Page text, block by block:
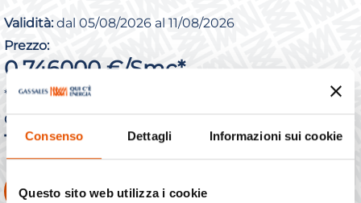
Consenso Dettagli Informazioni sui cookie
Questo sito web utilizza i cookie
Validità: dal 05/08/2026 al 11/08/2026
Prezzo:
0,746000 €/Smc*
* Contributo al consumo
Quota Fissa:
180,00 €/PDR/Anno
SCOPRI L'OFFERTA